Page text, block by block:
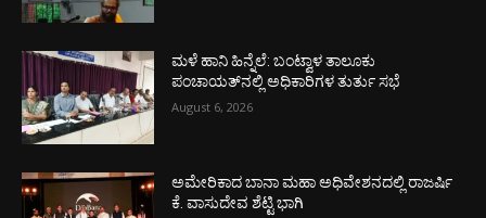
ಮಳೆ ಹಾನಿ ಹಿನ್ನೆಲೆ: ಬಂಟ್ವಾಳ ತಾಲೂಕು
ಪಂಚಾಯತ್‌ನಲ್ಲಿ ಅಧಿಕಾರಿಗಳ ತುರ್ತು ಸಭೆ
August 6, 2026
ಅಮೇರಿಕಾದ ಬಾನಾ ಮಹಾ ಅಧಿವೇಶನದಲ್ಲಿ ರಾಜರ್ಷಿ
ಕೆ. ವಾಸುದೇವ ಶೆಟ್ಟಿ ಭಾಗಿ